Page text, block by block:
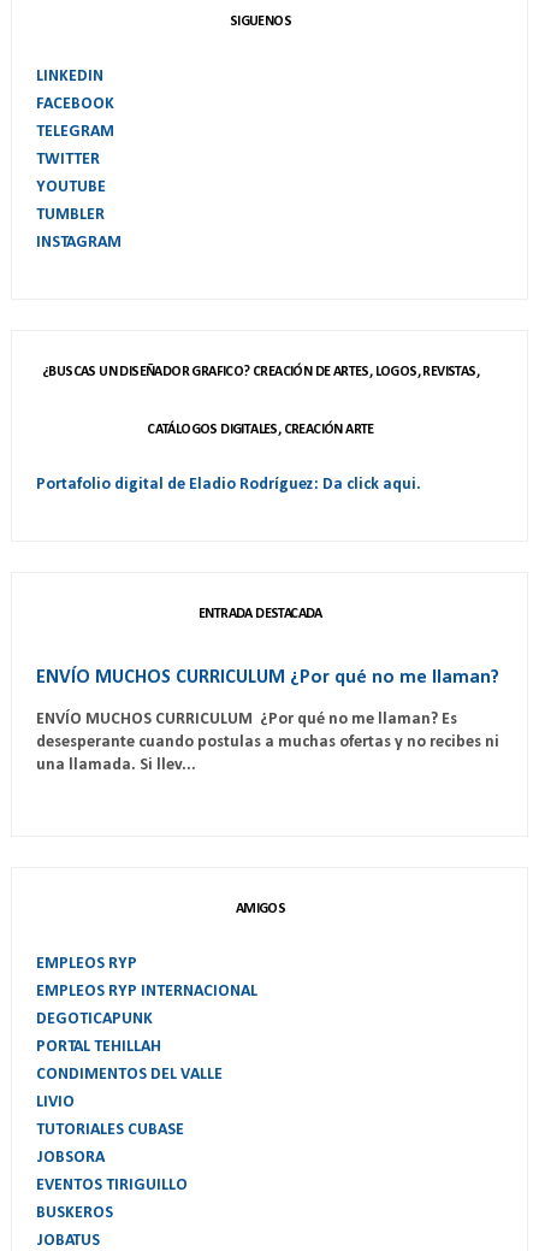
SIGUENOS
LINKEDIN
FACEBOOK
TELEGRAM
TWITTER
YOUTUBE
TUMBLER
INSTAGRAM
¿BUSCAS UN DISEÑADOR GRAFICO? CREACIÓN DE ARTES, LOGOS, REVISTAS,
CATÁLOGOS DIGITALES, CREACIÓN ARTE
Portafolio digital de Eladio Rodríguez: Da click aqui.
ENTRADA DESTACADA
ENVÍO MUCHOS CURRICULUM ¿Por qué no me llaman?
ENVÍO MUCHOS CURRICULUM ¿Por qué no me llaman? Es
desesperante cuando postulas a muchas ofertas y no recibes ni
una llamada. Si llev...
AMIGOS
EMPLEOS RYP
EMPLEOS RYP INTERNACIONAL
DEGOTICAPUNK
PORTAL TEHILLAH
CONDIMENTOS DEL VALLE
LIVIO
TUTORIALES CUBASE
JOBSORA
EVENTOS TIRIGUILLO
BUSKEROS
JOBATUS